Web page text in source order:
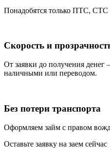
Понадобятся только ПТС, СТС
Скорость и
От заявки до получения
наличными или переводом.
Без потери транспорта
Оформляем займ с правом
Оставьте заявку на заем сейчас